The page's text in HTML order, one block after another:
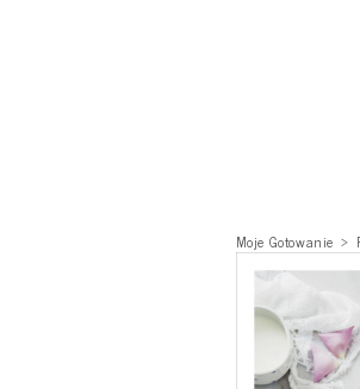
Moje Gotowanie